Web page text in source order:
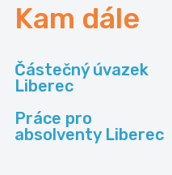
Kam dále
Částečný úvazek
Liberec
Práce pro
absolventy Liberec